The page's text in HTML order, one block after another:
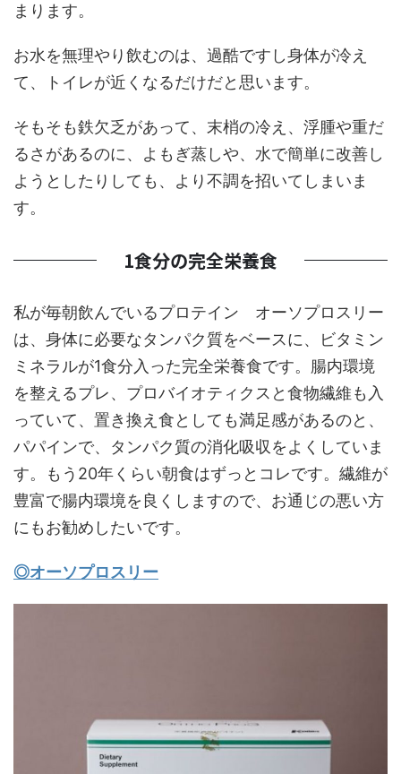
まります。
お水を無理やり飲むのは、過酷ですし身体が冷え
て、トイレが近くなるだけだと思います。
そもそも鉄欠乏があって、末梢の冷え、浮腫や重だ
るさがあるのに、よもぎ蒸しや、水で簡単に改善し
ようとしたりしても、より不調を招いてしまいま
す。
1食分の完全栄養食
私が毎朝飲んでいるプロテイン オーソプロスリー
は、身体に必要なタンパク質をベースに、ビタミン
ミネラルが1食分入った完全栄養食です。腸内環境
を整えるプレ、プロバイオティクスと食物繊維も入
っていて、置き換え食としても満足感があるのと、
パパインで、タンパク質の消化吸収をよくしていま
す。もう20年くらい朝食はずっとコレです。繊維が
豊富で腸内環境を良くしますので、お通じの悪い方
にもお勧めしたいです。
◎オーソプロスリー